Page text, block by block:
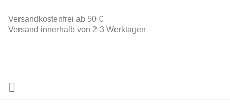
Versandkostenfrei ab 50 €
Versand innerhalb von 2-3 Werktagen
